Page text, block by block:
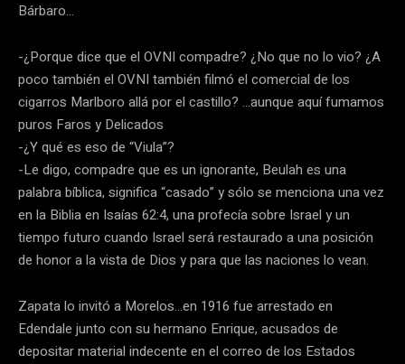
Bárbaro…
-¿Porque dice que el OVNI compadre? ¿No que no lo vio? ¿A
poco también el OVNI también filmó el comercial de los
cigarros Marlboro allá por el castillo? …aunque aquí fumamos
puros Faros y Delicados
-¿Y qué es eso de “Viula”?
-Le digo, compadre que es un ignorante, Beulah es una
palabra bíblica, significa “casado” y sólo se menciona una vez
en la Biblia en Isaías 62:4, una profecía sobre Israel y un
tiempo futuro cuando Israel será restaurado a una posición
de honor a la vista de Dios y para que las naciones lo vean.
Zapata lo invitó a Morelos…en 1916 fue arrestado en
Edendale junto con su hermano Enrique, acusados de
depositar material indecente en el correo de los Estados